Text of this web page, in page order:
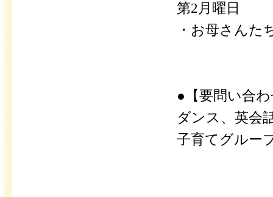
第2月曜日
・お母さんた
●【要問い合
ダンス、英会
子育てグルー